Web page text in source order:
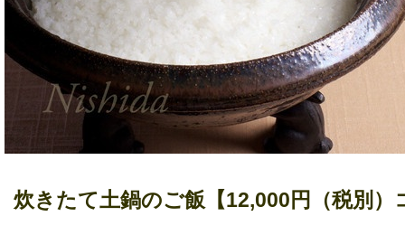
炊きたて土鍋のご飯【12,000円（税別）